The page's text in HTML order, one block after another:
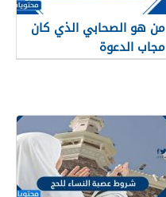
من هو الصحابي الذي كان
مجاب الدعوة